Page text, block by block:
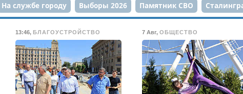
На службе городу Выборы 2026 Памятник СВО
Реконструкция ЦПКиО 80-летие Победы
13:46, БЛАГОУСТРОЙСТВО 7 Авг,ОБЩЕСТВО